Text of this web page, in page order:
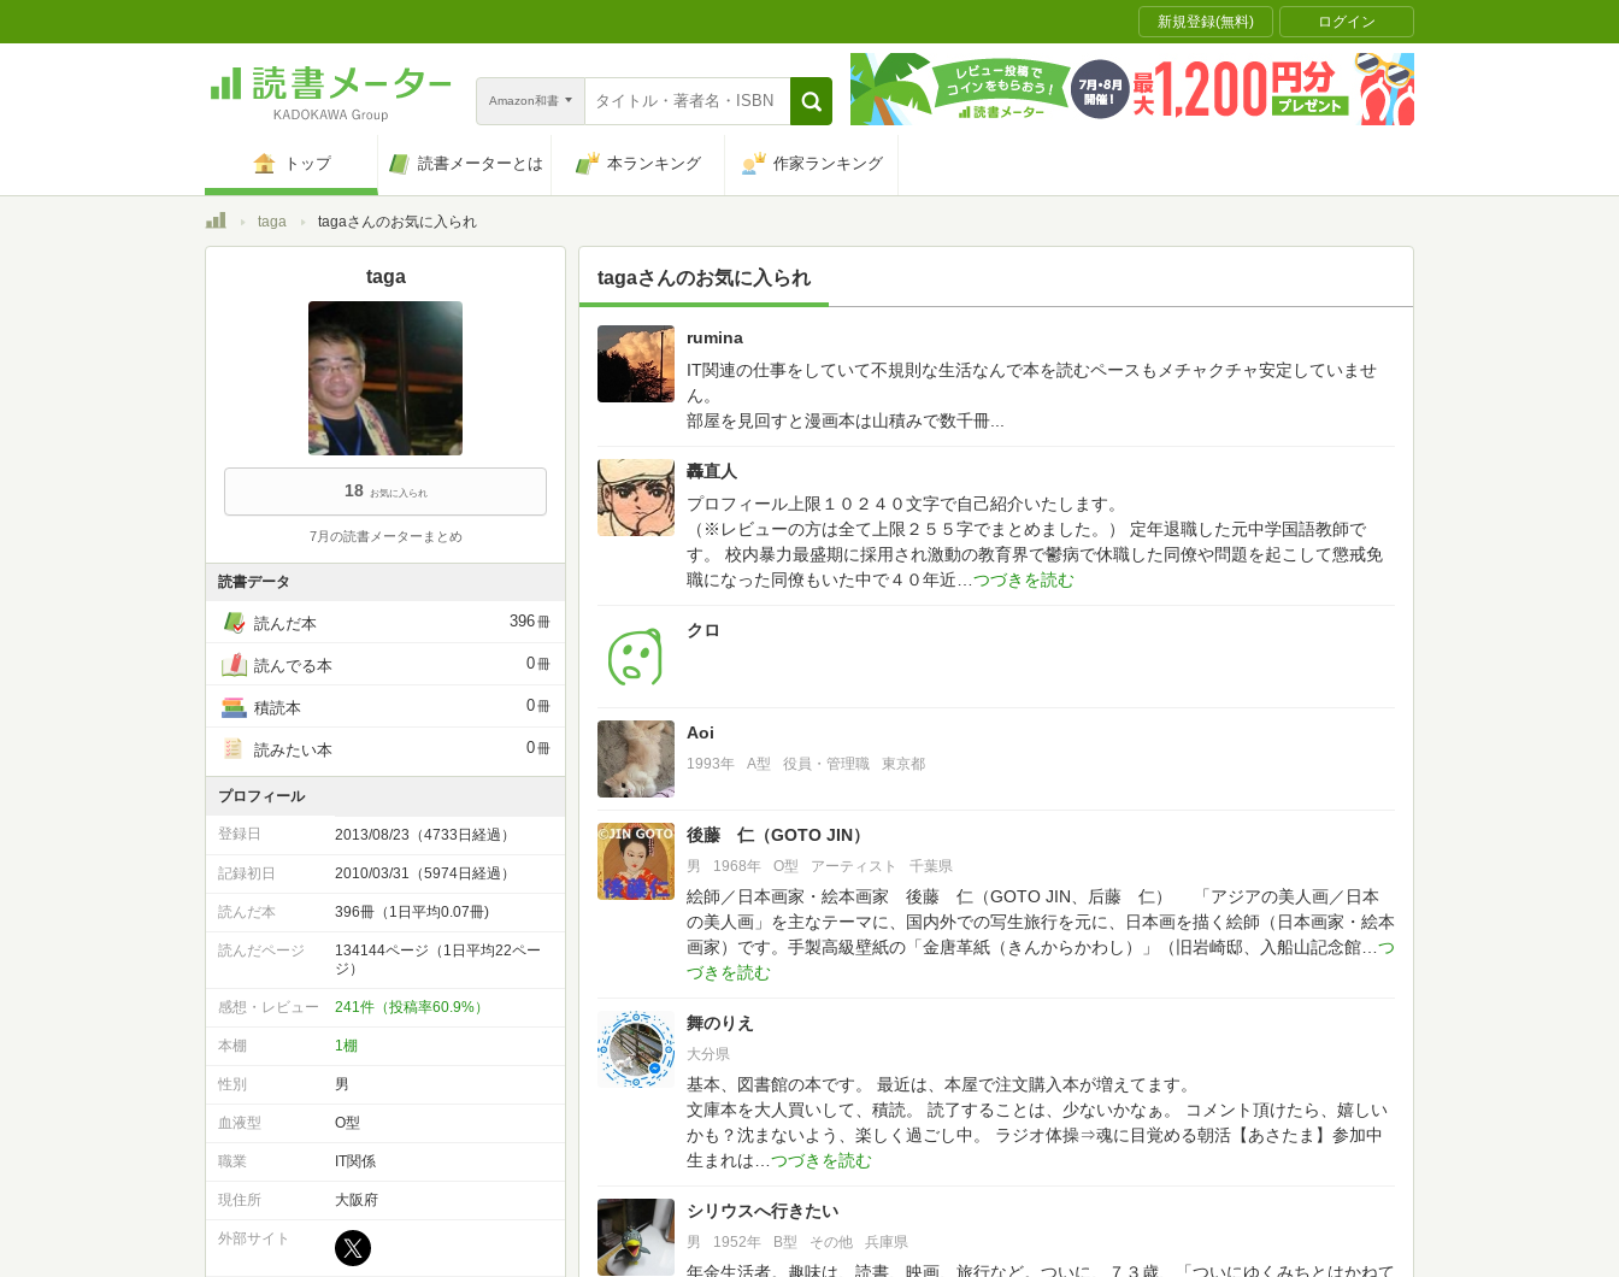
新規登録(無料) ログイン
Amazon和書
トップ 読書メーターとは 本ランキング 作家ランキング
トップtaga tagaさんのお気に入られ
tagaさんのお気に入られ
18
rumina
IT関連の仕事をしていて不規則な生活なんで本を読むペースもメチャクチャ安定していませ
ん。
部屋を見回すと漫画本は山積みで数千冊...
轟直人
プロフィール上限１０２４０文字で自己紹介いたします。
（※レビューの方は全て上限２５５字でまとめました。）
定年退職した元中学国語教師で
す。
校内暴力最盛期に採用され激動の教育界で鬱病で休職した同僚や問題を起こして懲戒免
職になった同僚もいた中で４０年近
クロ
Aoi
1993年 A型 役員・管理職 東京都
後藤 仁（GOTO JIN）
男 1968年 O型 アーティスト 千葉県
絵師／日本画家・絵本画家 後藤 仁（GOTO JIN、后藤 仁）
「アジアの美人画／日本
の美人画」を主なテーマに、国内外での写生旅行を元に、日本画を描く絵師（日本画家・絵本
画家）です。手製高級壁紙の「金唐革紙（きんからかわし）」（旧岩崎邸、入船山記念館
舞のりえ
大分県
基本、図書館の本です。
最近は、本屋で注文購入本が増えてます。
文庫本を大人買いして、積読。
読了することは、少ないかなぁ。
コメント頂けたら、嬉しい
かも？沈まないよう、楽しく過ごし中。
ラジオ体操⇒魂に目覚める朝活【あさたま】参加中
生まれは
シリウスへ行きたい
男 1952年 B型 その他 兵庫県
年金生活者。趣味は、読書、映画、旅行など。ついに、７３歳、「ついにゆくみちとはかねて
taga
18 お気に入られ
7月の読書メーターまとめ
読書データ
読んだ本 396冊
読んでる本 0冊
積読本 0冊
読みたい本 0冊
プロフィール
登録日 2013/08/23（4733日経過）
記録初日 2010/03/31（5974日経過）
読んだ本 396冊（1日平均0.07冊)
読んだページ
134144ページ（1日平均22ペー
ジ）
感想・レビュー 241件（投稿率60.9%）
本棚 1棚
性別 男
血液型 O型
職業 IT関係
現住所 大阪府
外部サイト